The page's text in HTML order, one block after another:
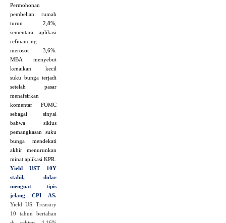
Permohonan
pembelian rumah
turun 2,8%,
sementara aplikasi
refinancing
merosot 3,6%.
MBA menyebut
kenaikan kecil
suku bunga terjadi
setelah pasar
menafsirkan
komentar FOMC
sebagai sinyal
bahwa siklus
pemangkasan suku
bunga mendekati
akhir menurunkan
minat aplikasi KPR.
Yield UST 10Y
stabil, dolar
menguat tipis
jelang CPI AS.
Yield US Treasury
10 tahun bertahan